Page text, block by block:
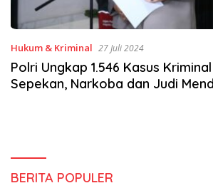
Hukum & Kriminal 27 Juli 2024
Polri Ungkap 1.546 Kasus
Sepekan, Narkoba dan Judi
BERITA POPULER